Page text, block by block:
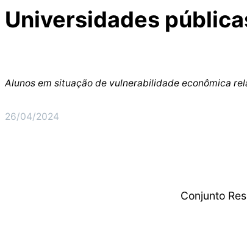
Universidades
Alunos em situação de vulnerabilidade econômica
26/04/2024
Conjunto